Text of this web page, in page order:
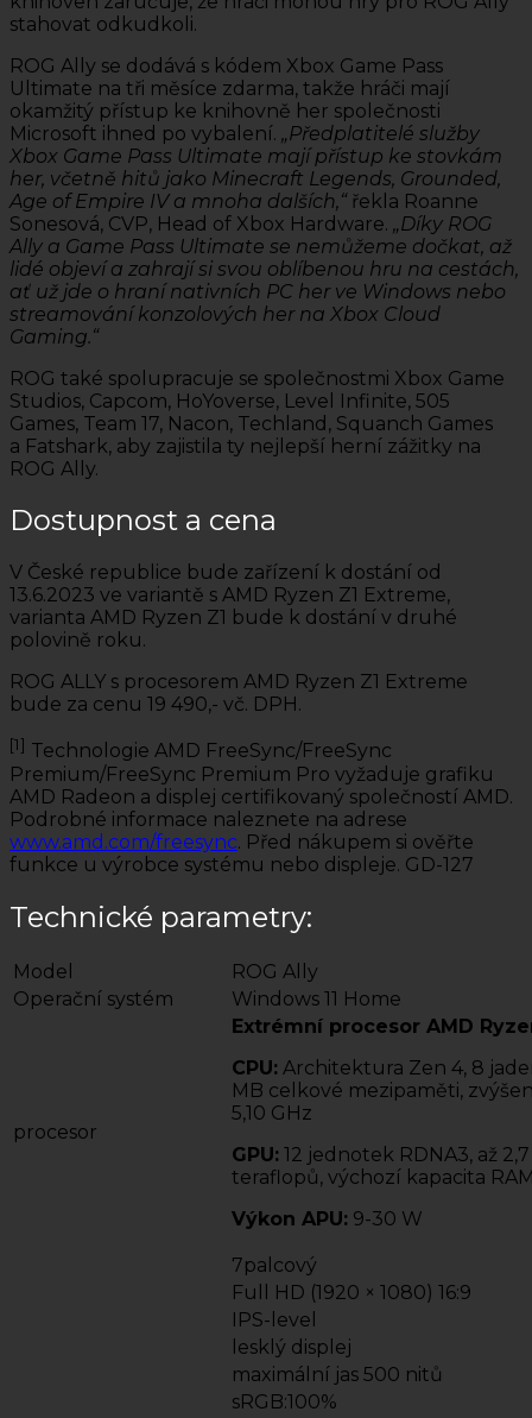
stahovat odkudkoli.
ROG Ally se dodává s kódem Xbox Game Pass
Ultimate na tři měsíce zdarma, takže hráči mají
okamžitý přístup ke knihovně her společnosti
Microsoft ihned po vybalení. „Předplatitelé služby
Xbox Game Pass Ultimate mají přístup ke stovkám
her, včetně hitů jako Minecraft Legends, Grounded,
Age of Empire IV a mnoha dalších,“řekla Roanne
Sonesová, CVP, Head of Xbox Hardware. „Díky ROG
Ally a Game Pass Ultimate se nemůžeme dočkat, až
lidé objeví a zahrají si svou oblíbenou hru na cestách,
ať už jde o hraní nativních PC her ve Windows nebo
streamování konzolových her na Xbox Cloud
Gaming.“
ROG také spolupracuje se společnostmi Xbox Game
Studios, Capcom, HoYoverse, Level Infinite, 505
Games, Team 17, Nacon, Techland, Squanch Games
a Fatshark, aby zajistila ty nejlepší herní zážitky na
ROG Ally.
Dostupnost a cena
V České republice bude zařízení k dostání od
13.6.2023 ve variantě s AMD Ryzen Z1 Extreme,
varianta AMD Ryzen Z1 bude k dostání v druhé
polovině roku.
ROG ALLY s procesorem AMD Ryzen Z1 Extreme
bude za cenu 19 490,- vč. DPH.
[1] Technologie AMD FreeSync/FreeSync
Premium/FreeSync Premium Pro vyžaduje grafiku
AMD Radeon a displej certifikovaný společností AMD.
Podrobné informace naleznete na adrese
www.amd.com/freesync. Před nákupem si ověřte
funkce u výrobce systému nebo displeje. GD-127
Technické parametry:
Model
ROG Ally
Operační systém
Windows 11 Home
procesor
Extrémní procesor AMD
CPU: Architektura Zen 4, 8
MB celkové mezipaměti,
5,10 GHz
GPU: 12 jednotek RDNA3, až
teraflopů, výchozí kapacita
Výkon APU: 9-30 W
7palcový
Full HD (1920 × 1080) 16:9
IPS-level
lesklý displej
maximální jas 500 nitů
sRGB:100%